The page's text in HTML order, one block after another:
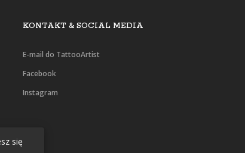
KONTAKT & SOCIAL MEDIA
E-mail do TattooArtist
Facebook
Instagram
się